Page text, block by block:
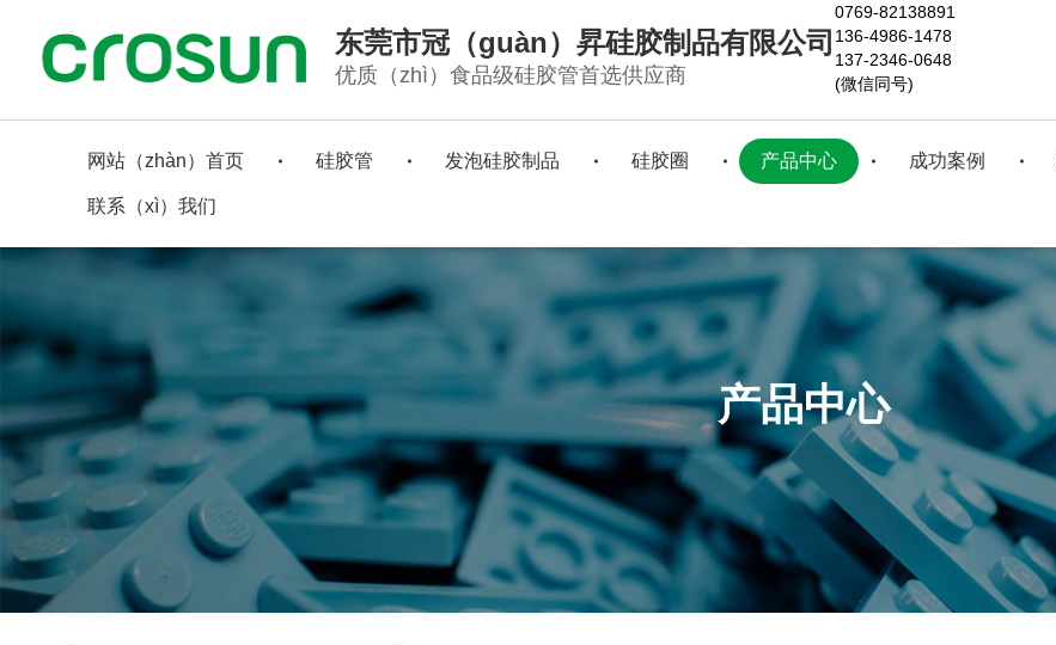
东莞市冠（guàn）昇硅胶制品有限公司
优质（zhì）食品级硅胶管首选供应商
0769-82138891
136-4986-1478
137-2346-0648
(微信同号)
网站（zhàn）首页 硅胶管 发泡硅胶制品 硅胶圈 产品中心 成功案例
联系（xì）我们
产品中心